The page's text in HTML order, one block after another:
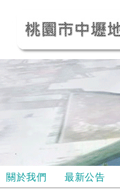
關於我們 最新公告